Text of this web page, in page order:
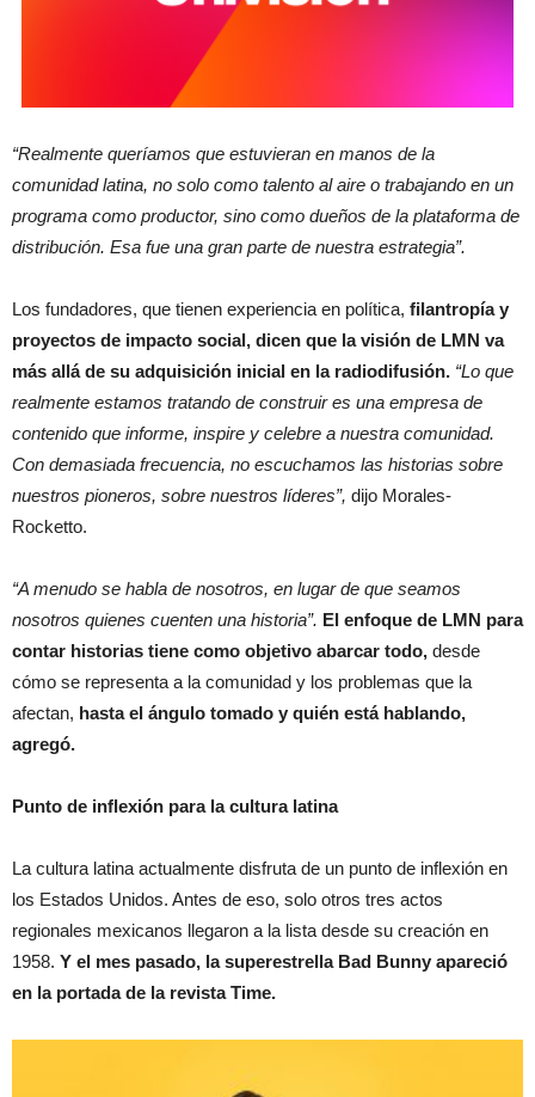
“Realmente queríamos que estuvieran en manos de la
comunidad latina, no solo como talento al aire o trabajando en un
programa como productor, sino como dueños de la plataforma de
distribución. Esa fue una gran parte de nuestra estrategia”.
Los fundadores, que tienen experiencia en política, filantropía y
proyectos de impacto social, dicen que la visión de LMN va
más allá de su adquisición inicial en la radiodifusión. “Lo que
realmente estamos tratando de construir es una empresa de
contenido que informe, inspire y celebre a nuestra comunidad.
Con demasiada frecuencia, no escuchamos las historias sobre
nuestros pioneros, sobre nuestros líderes”, dijo Morales-
Rocketto.
“A menudo se habla de nosotros, en lugar de que seamos
nosotros quienes cuenten una historia”. El enfoque de LMN para
contar historias tiene como objetivo abarcar todo, desde
cómo se representa a la comunidad y los problemas que la
afectan, hasta el ángulo tomado y quién está hablando,
agregó.
Punto de inflexión para la cultura latina
La cultura latina actualmente disfruta de un punto de inflexión en
los Estados Unidos. Antes de eso, solo otros tres actos
regionales mexicanos llegaron a la lista desde su creación en
1958. Y el mes pasado, la superestrella Bad Bunny apareció
en la portada de la revista Time.